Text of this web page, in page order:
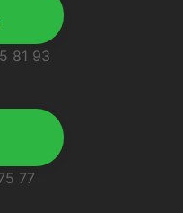
442 635 81 93
391 75 77